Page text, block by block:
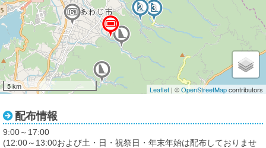
6 3
2
1
5 km Leaflet | ©OpenStreetMapcontributors
配布情報
9:00～17:00
(12:00～13:00および土・日・祝祭日・年末年始は配布しておりませ